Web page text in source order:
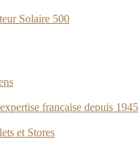
Solaire 500
française depuis 1945
et Stores